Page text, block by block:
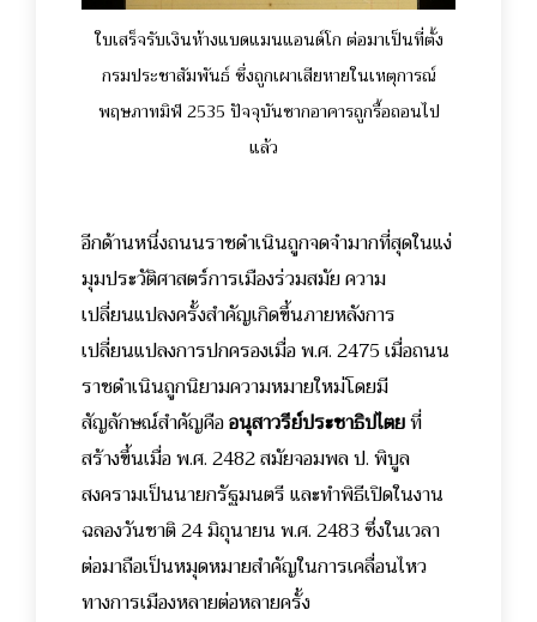
ใบเสร็จรับเงินห้างแบดแมนแอนด์โก ต่อมาเป็นที่ตั้ง
กรมประชาสัมพันธ์ ซึ่งถูกเผาเสียหายในเหตุการณ์
พฤษภาทมิฬ 2535 ปัจจุบันซากอาคารถูกรื้อถอนไป
แล้ว
อีกด้านหนึ่งถนนราชดำเนินถูกจดจำมากที่สุดในแง่
มุมประวัติศาสตร์การเมืองร่วมสมัย ความ
เปลี่ยนแปลงครั้งสำคัญเกิดขึ้นภายหลังการ
เปลี่ยนแปลงการปกครองเมื่อ พ.ศ. 2475 เมื่อถนน
ราชดำเนินถูกนิยามความหมายใหม่โดยมี
สัญลักษณ์สำคัญคืออนุสาวรีย์ประชาธิปไตยที่
สร้างขึ้นเมื่อ พ.ศ. 2482 สมัยจอมพล ป. พิบูล
สงครามเป็นนายกรัฐมนตรี และทำพิธีเปิดในงาน
ฉลองวันชาติ 24 มิถุนายน พ.ศ. 2483 ซึ่งในเวลา
ต่อมาถือเป็นหมุดหมายสำคัญในการเคลื่อนไหว
ทางการเมืองหลายต่อหลายครั้ง